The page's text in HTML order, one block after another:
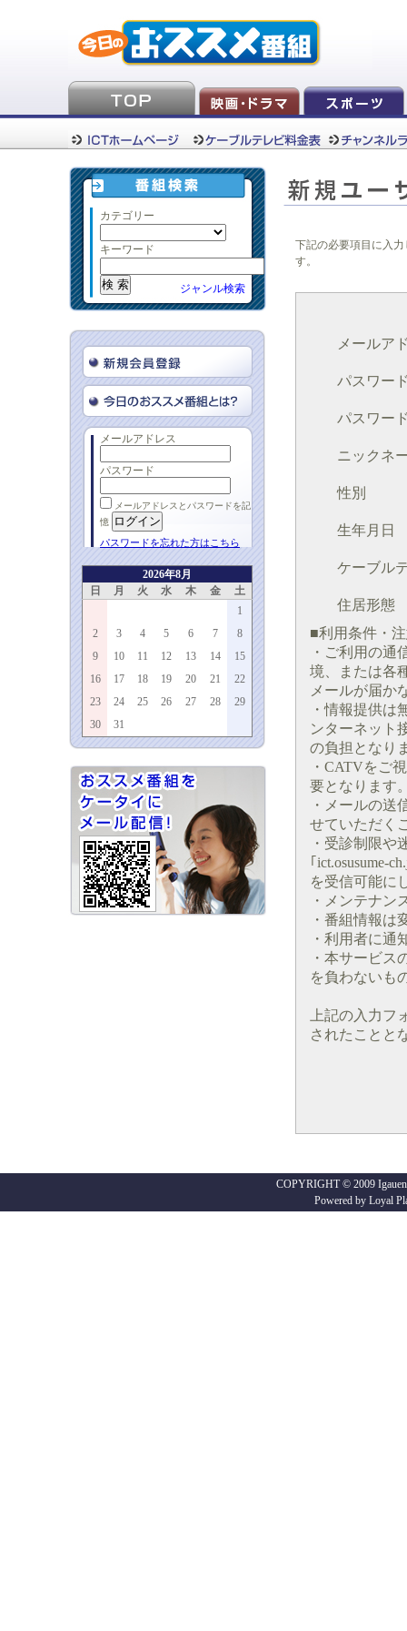
カテゴリー
キーワード
ジャンル検索
メールアドレス
パスワード
メールアドレスとパスワードを記
憶
パスワードを忘れた方はこちら
2026年8月
日
月 火 水 木 金
土
1
2
3 4 5 6 7
8
9
10 11 12 13 14
15
16
17 18 19 20 21
22
23
24 25 26 27 28
29
30
31
下記の必要項目に入
す。
メールア
パスワー
パスワー
ニックネ
性別
生年月日
ケーブル
住居形態
■利用条件・
・ご利用の通
境、または各
メールが届か
・情報提供は
ンターネット
の負担となり
・CATVをご
要となります
・メールの送
せていただく
・受診制限や
｢ict.osusume-
を受信可能に
・メンテナン
・番組情報は
・利用者に通
・本サービス
を負わないも
上記の入力
されたことと
COPYRIGHT © 2009
Powered by Loyal